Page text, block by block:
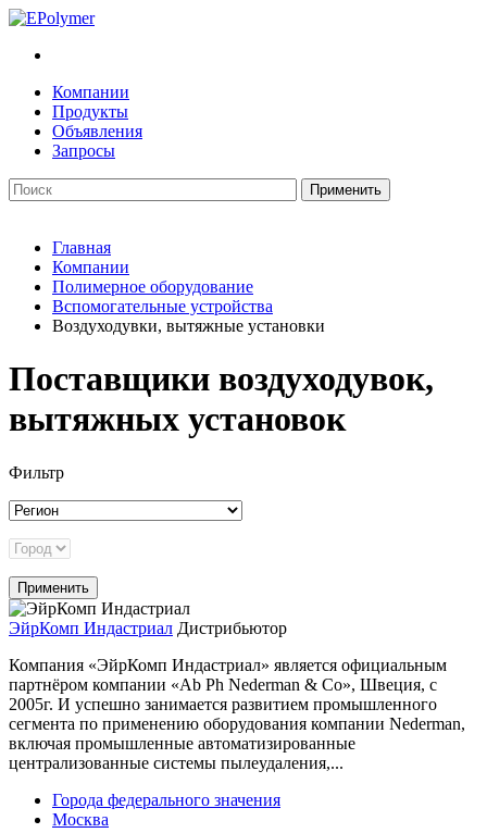
Компании
Продукты
Объявления
Запросы
Главная
Компании
Полимерное оборудование
Вспомогательные устройства
Воздуходувки, вытяжные установки
Поставщики воздуходувок,
вытяжных установок
Фильтр
ЭйрКомп Индастриал Дистрибьютор
Компания «ЭйрКомп Индастриал» является официальным
партнёром компании «Ab Ph Nederman & Co», Швеция, с
2005г. И успешно занимается развитием промышленного
сегмента по применению оборудования компании Nederman,
включая промышленные автоматизированные
централизованные системы пылеудаления,...
Города федерального значения
Москва